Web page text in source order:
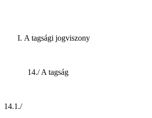
A tagsági jogviszony
14./ A tagság
14.1./